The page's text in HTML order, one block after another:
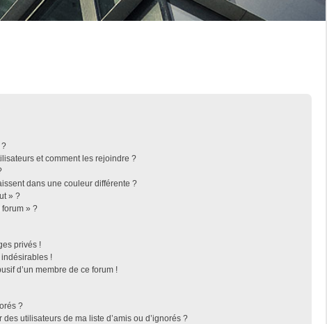
?
et comment les rejoindre ?
dans une couleur différente ?
» ?
forum » ?
privés !
!
d’un membre de ce forum !
?
utilisateurs de ma liste d’amis ou d’ignorés ?